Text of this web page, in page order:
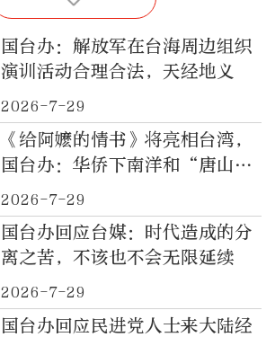
国台办：解放军在台海周边组织
演训活动合理合法，天经地义
2026-7-29
《给阿嬷的情书》将亮相台湾，
国台办：华侨下南洋和“唐山过
台湾”是两岸同胞共同记忆
2026-7-29
国台办回应台媒：时代造成的分
离之苦，不该也不会无限延续
2026-7-29
国台办回应民进党人士来大陆经